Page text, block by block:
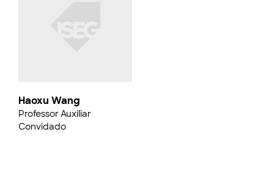
Haoxu Wang
Professor Auxiliar
Convidado